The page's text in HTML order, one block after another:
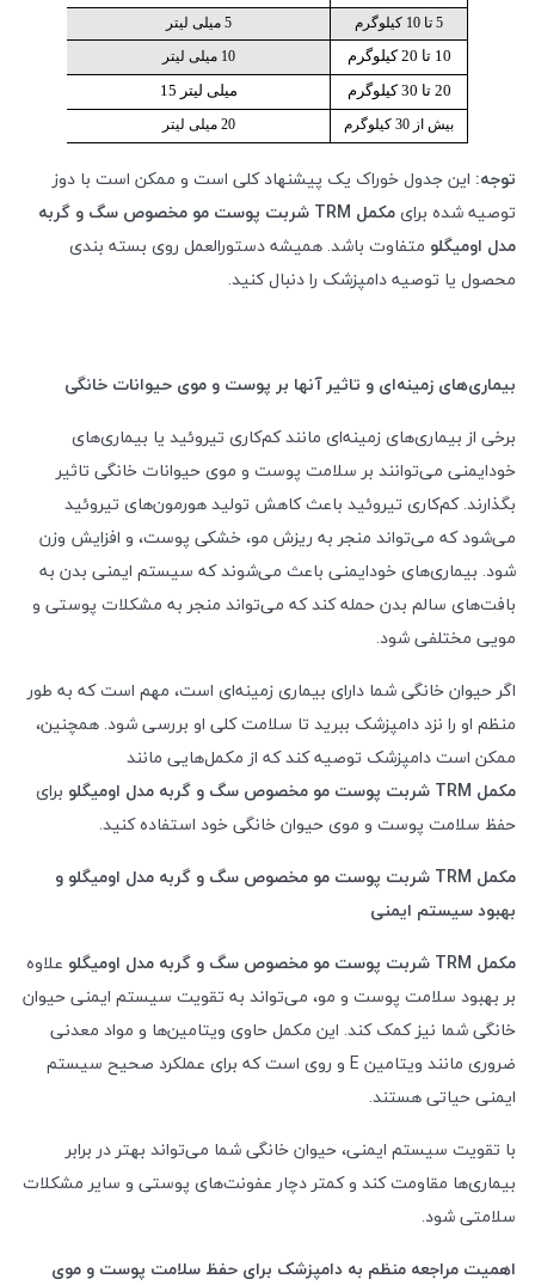
5 تا 10 کیلوگرم
5 میلی لیتر
10 تا 20 کیلوگرم 10 میلی لیتر
20 تا 30 کیلوگرم 15 میلی لیتر
بیش از 30 کیلوگرم 20 میلی لیتر
توجه: این جدول خوراک یک پیشنهاد کلی است و ممکن است با دوز
توصیه شده برایمکمل TRM شربت پوست مو مخصوص سگ و گربه
مدل اومیگلو متفاوت باشد. همیشه دستورالعمل روی بسته بندی
محصول یا توصیه دامپزشک را دنبال کنید.
بیماری‌های زمینه‌ای و تاثیر آنها بر پوست و موی حیوانات خانگی
برخی از بیماری‌های زمینه‌ای مانند کم‌کاری تیروئید یا بیماری‌های
خودایمنی می‌توانند بر سلامت پوست و موی حیوانات خانگی تاثیر
بگذارند. کم‌کاری تیروئید باعث کاهش تولید هورمون‌های تیروئید
می‌شود که می‌تواند منجر به ریزش مو، خشکی پوست، و افزایش وزن
شود. بیماری‌های خودایمنی باعث می‌شوند که سیستم ایمنی بدن به
بافت‌های سالم بدن حمله کند که می‌تواند منجر به مشکلات پوستی و
مویی مختلفی شود.
اگر حیوان خانگی شما دارای بیماری زمینه‌ای است، مهم است که به طور
منظم او را نزد دامپزشک ببرید تا سلامت کلی او بررسی شود. همچنین،
ممکن است دامپزشک توصیه کند که از مکمل‌هایی مانند
مکمل TRM شربت پوست مو مخصوص سگ و گربه مدل اومیگلو برای
حفظ سلامت پوست و موی حیوان خانگی خود استفاده کنید.
مکمل TRM شربت پوست مو مخصوص سگ و گربه مدل اومیگلو و
بهبود سیستم ایمنی
مکمل TRM شربت پوست مو مخصوص سگ و گربه مدل اومیگلو علاوه
بر بهبود سلامت پوست و مو، می‌تواند به تقویت سیستم ایمنی حیوان
خانگی شما نیز کمک کند. این مکمل حاوی ویتامین‌ها و مواد معدنی
ضروری مانند ویتامین E و روی است که برای عملکرد صحیح سیستم
ایمنی حیاتی هستند.
با تقویت سیستم ایمنی، حیوان خانگی شما می‌تواند بهتر در برابر
بیماری‌ها مقاومت کند و کمتر دچار عفونت‌های پوستی و سایر مشکلات
سلامتی شود.
اهمیت مراجعه منظم به دامپزشک برای حفظ سلامت پوست و موی